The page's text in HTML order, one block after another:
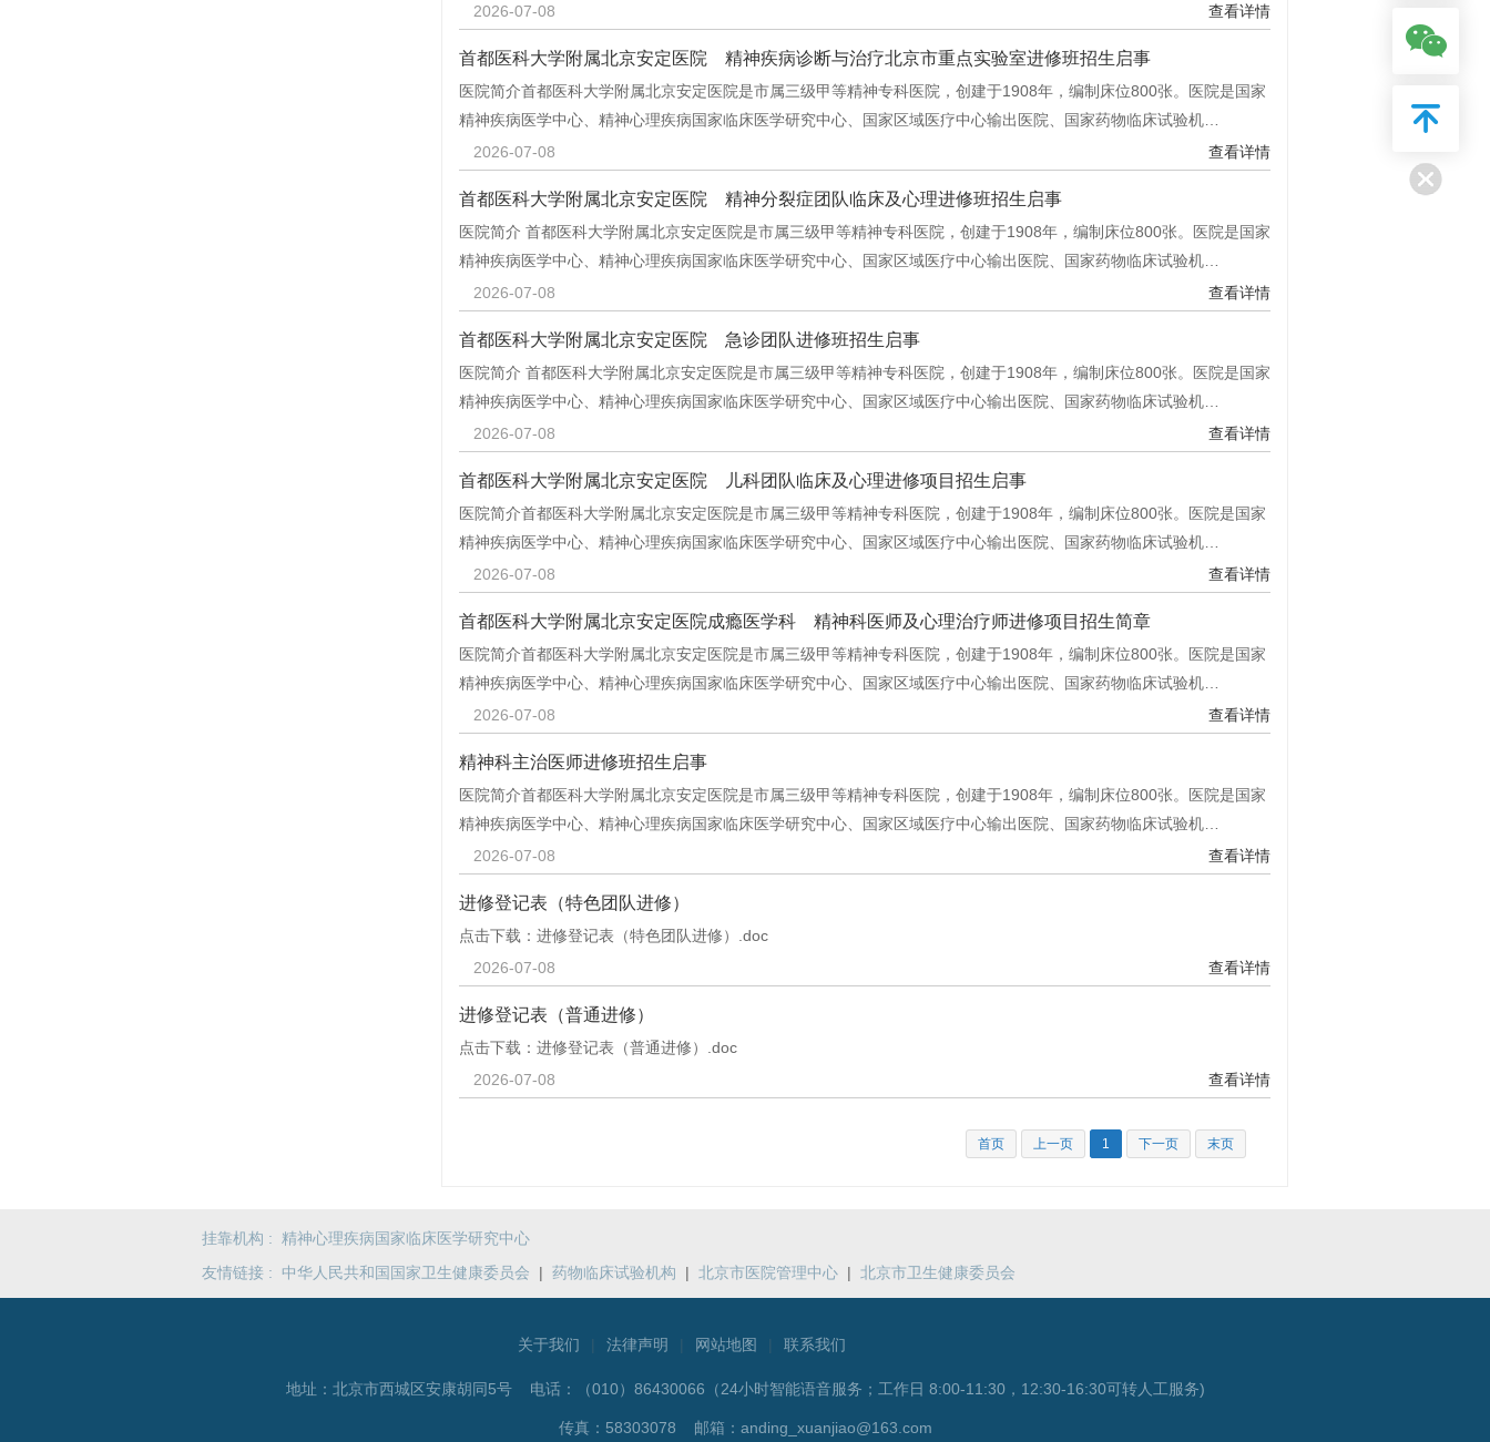
2026-07-08
查看详情
首都医科大学附属北京安定医院 精神疾病诊断与治疗北京市重点实验室进修班招生启事
医院简介首都医科大学附属北京安定医院是市属三级甲等精神专科医院，创建于1908年，编制床位800张。医院是国家
精神疾病医学中心、精神心理疾病国家临床医学研究中心、国家区域医疗中心输出医院、国家药物临床试验机…
2026-07-08
查看详情
首都医科大学附属北京安定医院 精神分裂症团队临床及心理进修班招生启事
医院简介 首都医科大学附属北京安定医院是市属三级甲等精神专科医院，创建于1908年，编制床位800张。医院是国家
精神疾病医学中心、精神心理疾病国家临床医学研究中心、国家区域医疗中心输出医院、国家药物临床试验机…
2026-07-08
查看详情
首都医科大学附属北京安定医院 急诊团队进修班招生启事
医院简介 首都医科大学附属北京安定医院是市属三级甲等精神专科医院，创建于1908年，编制床位800张。医院是国家
精神疾病医学中心、精神心理疾病国家临床医学研究中心、国家区域医疗中心输出医院、国家药物临床试验机…
2026-07-08
查看详情
首都医科大学附属北京安定医院 儿科团队临床及心理进修项目招生启事
医院简介首都医科大学附属北京安定医院是市属三级甲等精神专科医院，创建于1908年，编制床位800张。医院是国家
精神疾病医学中心、精神心理疾病国家临床医学研究中心、国家区域医疗中心输出医院、国家药物临床试验机…
2026-07-08
查看详情
首都医科大学附属北京安定医院成瘾医学科 精神科医师及心理治疗师进修项目招生简章
医院简介首都医科大学附属北京安定医院是市属三级甲等精神专科医院，创建于1908年，编制床位800张。医院是国家
精神疾病医学中心、精神心理疾病国家临床医学研究中心、国家区域医疗中心输出医院、国家药物临床试验机…
2026-07-08
查看详情
精神科主治医师进修班招生启事
医院简介首都医科大学附属北京安定医院是市属三级甲等精神专科医院，创建于1908年，编制床位800张。医院是国家
精神疾病医学中心、精神心理疾病国家临床医学研究中心、国家区域医疗中心输出医院、国家药物临床试验机…
2026-07-08
查看详情
进修登记表（特色团队进修）
点击下载：进修登记表（特色团队进修）.doc
2026-07-08
查看详情
进修登记表（普通进修）
点击下载：进修登记表（普通进修）.doc
2026-07-08
查看详情
首页 上一页 1 下一页 末页
挂靠机构 : 精神心理疾病国家临床医学研究中心
友情链接 : 中华人民共和国国家卫生健康委员会 | 药物临床试验机构 | 北京市医院管理中心 | 北京市卫生健康委员会
关于我们 法律声明 网站地图 联系我们
地址：北京市西城区安康胡同5号 电话： （010）86430066（24小时智能语音服务；工作日 8:00-11:30，12:30-16:30可转人工服务)
传真：58303078 邮箱：anding_xuanjiao@163.com